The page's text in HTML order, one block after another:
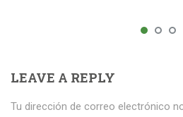
LEAVE A REPLY
Tu dirección de correo electrónico